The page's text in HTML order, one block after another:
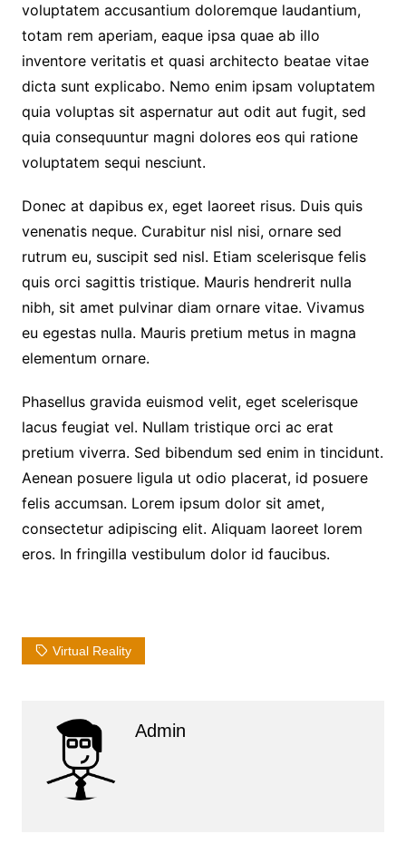
voluptatem accusantium doloremque laudantium,
totam rem aperiam, eaque ipsa quae ab illo
inventore veritatis et quasi architecto beatae vitae
dicta sunt explicabo. Nemo enim ipsam voluptatem
quia voluptas sit aspernatur aut odit aut fugit, sed
quia consequuntur magni dolores eos qui ratione
voluptatem sequi nesciunt.
Donec at dapibus ex, eget laoreet risus. Duis quis
venenatis neque. Curabitur nisl nisi, ornare sed
rutrum eu, suscipit sed nisl. Etiam scelerisque felis
quis orci sagittis tristique. Mauris hendrerit nulla
nibh, sit amet pulvinar diam ornare vitae. Vivamus
eu egestas nulla. Mauris pretium metus in magna
elementum ornare.
Phasellus gravida euismod velit, eget scelerisque
lacus feugiat vel. Nullam tristique orci ac erat
pretium viverra. Sed bibendum sed enim in tincidunt.
Aenean posuere ligula ut odio placerat, id posuere
felis accumsan. Lorem ipsum dolor sit amet,
consectetur adipiscing elit. Aliquam laoreet lorem
eros. In fringilla vestibulum dolor id faucibus.
Virtual Reality
Admin